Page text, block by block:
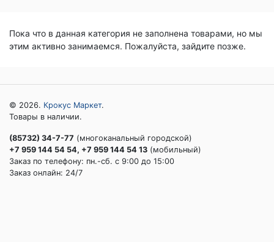
Пока что в данная категория не заполнена товарами, но мы
этим активно занимаемся. Пожалуйста, зайдите позже.
© 2026. Крокус Маркет.
Товары в наличии.
(85732) 34-7-77 (многоканальный городской)
+7 959 144 54 54, +7 959 144 54 13 (мобильный)
Заказ по телефону: пн.-сб. c 9:00 до 15:00
Заказ онлайн: 24/7